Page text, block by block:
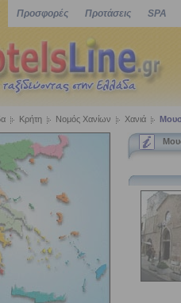
Προσφορές Προτάσεις SPA
Κρήτη Νομός Χανίων Χανιά